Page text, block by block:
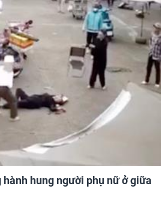
hung người phụ nữ ở giữa